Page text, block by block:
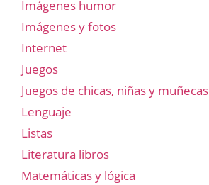
Imágenes humor
Imágenes y fotos
Internet
Juegos
Juegos de chicas, niñas y muñecas
Lenguaje
Listas
Literatura libros
Matemáticas y lógica